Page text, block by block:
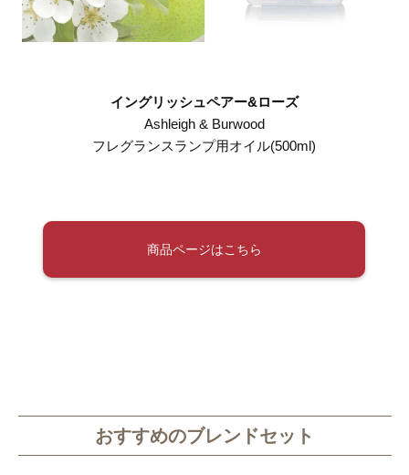
イングリッシュペアー&ローズ
Ashleigh & Burwood
フレグランスランプ用オイル(500ml)
商品ページはこちら
おすすめのブレンドセット